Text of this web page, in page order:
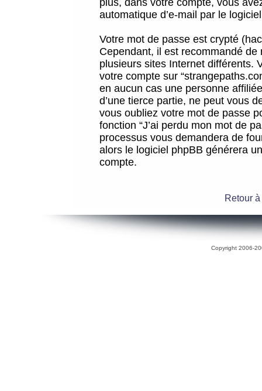
plus, dans votre compte, vous
automatique d’e-mail par le
Votre mot de passe est crypté
Cependant, il est recommandé
plusieurs sites Internet différents.
votre compte sur
en aucun cas une personne
d’une tierce partie, ne peut vous
vous oubliez votre mot de passe
fonction “J’ai perdu mon mot de
processus vous demandera de
alors le logiciel phpBB générera
compte.
Retour
Copyright 2006-